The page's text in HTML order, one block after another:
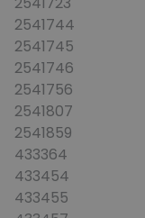
2541744
2541745
2541746
2541756
2541807
2541859
433364
433454
433455